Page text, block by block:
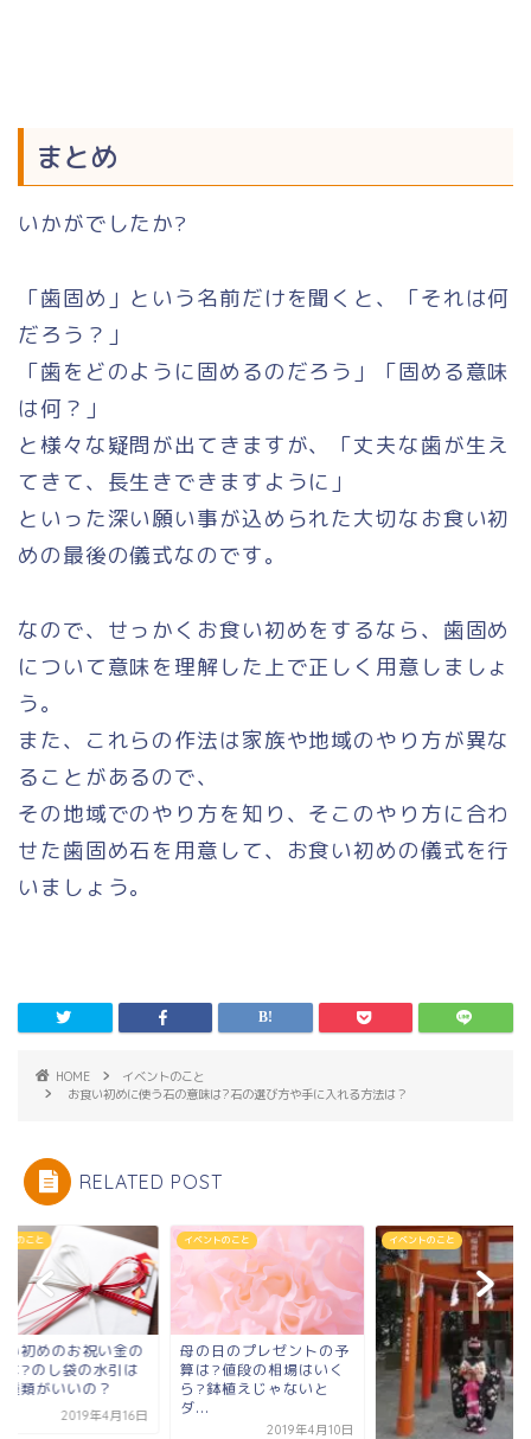
まとめ
いかがでしたか?
「歯固め」という名前だけを聞くと、「それは何
だろう？」
「歯をどのように固めるのだろう」「固める意味
は何？」
と様々な疑問が出てきますが、「丈夫な歯が生え
てきて、長生きできますように」
といった深い願い事が込められた大切なお食い初
めの最後の儀式なのです。
なので、せっかくお食い初めをするなら、歯固め
について意味を理解した上で正しく用意しましょ
う。
また、これらの作法は家族や地域のやり方が異な
ることがあるので、
その地域でのやり方を知り、そこのやり方に合わ
せた歯固め石を用意して、お食い初めの儀式を行
いましょう。
HOME
イベントのこと
お食い初めに使う石の意味は?石の選び方や手に入れる方法は？
RELATED POST
トのこと
い初めのお祝い金の
は?のし袋の水引は
種類がいいの？
2019年4月16日
イベントのこと
母の日のプレゼントの予
算は?値段の相場はいく
ら?鉢植えじゃないと
ダ...
2019年4月10日
イベントのこと